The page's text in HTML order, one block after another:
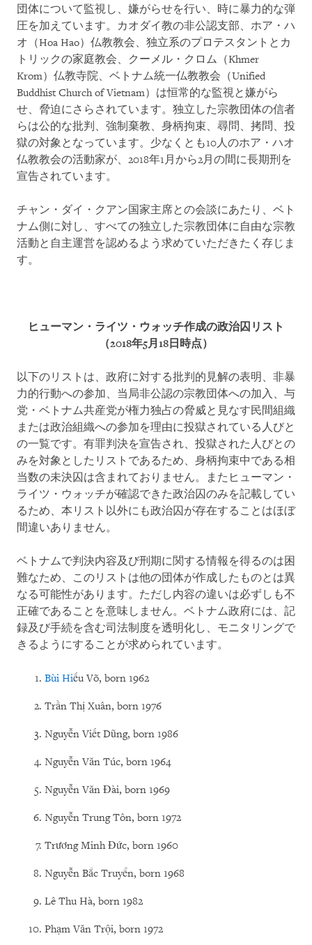
団体について監視し、嫌がらせを行い、時に暴力的な弾
圧を加えています。カオダイ教の非公認支部、ホア・ハ
オ（Hoa Hao）仏教教会、独立系のプロテスタントとカ
トリックの家庭教会、クーメル・クロム（Khmer
Krom）仏教寺院、ベトナム統一仏教教会（Unified
Buddhist Church of Vietnam）は恒常的な監視と嫌がら
せ、脅迫にさらされています。独立した宗教団体の信者
らは公的な批判、強制棄教、身柄拘束、尋問、拷問、投
獄の対象となっています。少なくとも10人のホア・ハオ
仏教教会の活動家が、2018年1月から2月の間に長期刑を
宣告されています。
チャン・ダイ・クアン国家主席との会談にあたり、ベト
ナム側に対し、すべての独立した宗教団体に自由な宗教
活動と自主運営を認めるよう求めていただきたく存じま
す。
ヒューマン・ライツ・ウォッチ作成の政治囚リスト
（2018年5月 18 日時点）
以下のリストは、政府に対する批判的見解の表明、非暴
力的行動への参加、当局非公認の宗教団体への加入、与
党・ベトナム共産党が権力独占の脅威と見なす民間組織
または政治組織への参加を理由に投獄されている人びと
の一覧です。有罪判決を宣告され、投獄された人びとの
みを対象としたリストであるため、身柄拘束中である相
当数の未決囚は含まれておりません。またヒューマン・
ライツ・ウォッチが確認できた政治囚のみを記載してい
るため、本リスト以外にも政治囚が存在することはほぼ
間違いありません。
ベトナムで判決内容及び刑期に関する情報を得るのは困
難なため、このリストは他の団体が作成したものとは異
なる可能性があります。ただし内容の違いは必ずしも不
正確であることを意味しません。ベトナム政府には、記
録及び手続を含む司法制度を透明化し、モニタリングで
きるようにすることが求められています。
Bùi Hiếu Võ, born 1962
Trần Thị Xuân, born 1976
Nguyễn Viết Dũng, born 1986
Nguyễn Văn Túc, born 1964
Nguyễn Văn Đài, born 1969
Nguyễn Trung Tôn, born 1972
Trương Minh Đức, born 1960
Nguyễn Bắc Truyển, born 1968
Lê Thu Hà, born 1982
Phạm Văn Trội, born 1972